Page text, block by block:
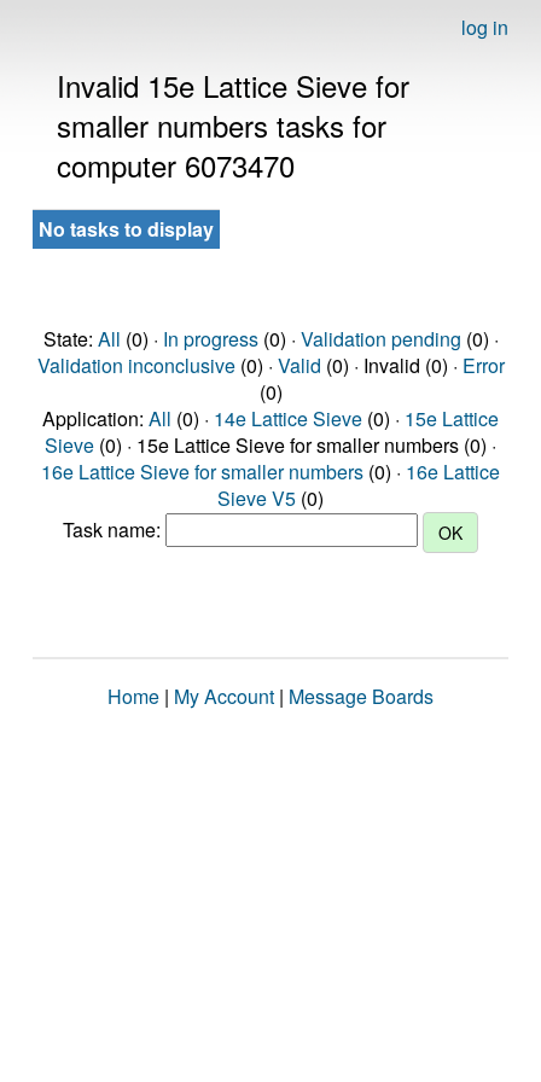
log in
Invalid 15e Lattice Sieve for
smaller numbers tasks for
computer 6073470
No tasks to display
State: All (0) · In progress(0) · Validation pending (0) ·
Validation inconclusive(0) · Valid (0) · Invalid (0) · Error
(0)
Application: All (0) · 14e Lattice Sieve (0) · 15e Lattice
Sieve (0) · 15e Lattice Sieve for smaller numbers (0) ·
16e Lattice Sieve for smaller numbers (0) · 16e Lattice
Sieve V5 (0)
Task name:
Home | My Account | Message Boards